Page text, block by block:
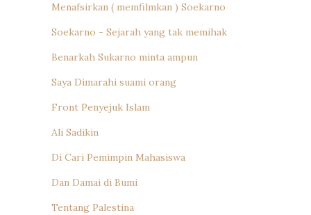
Menafsirkan ( memfilmkan ) Soekarno
Soekarno - Sejarah yang tak memihak
Benarkah Sukarno minta ampun
Saya Dimarahi suami orang
Front Penyejuk Islam
Ali Sadikin
Di Cari Pemimpin Mahasiswa
Dan Damai di Bumi
Tentang Palestina